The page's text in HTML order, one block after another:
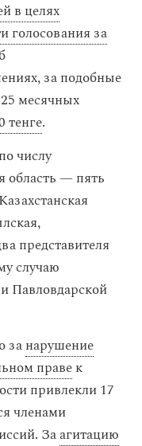
в целях
голосования за
за подобные
месячных
тенге.
числу
область — пять
представителя
случаю
Павловдарской
занарушение
правек
привлекли 17
членами
Заагитацию